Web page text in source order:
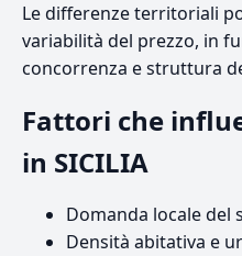
Le differenze territoriali
variabilità del prezzo, in
concorrenza e struttura
Fattori che
in SICILIA
Domanda locale del
Densità abitativa e